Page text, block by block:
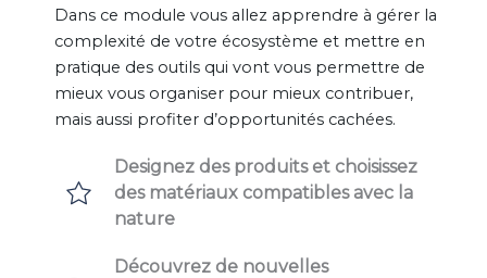
Dans ce module vous allez apprendre à gérer la
complexité de votre écosystème et mettre en
pratique des outils qui vont vous permettre de
mieux vous organiser pour mieux contribuer,
mais aussi profiter d’opportunités cachées.
Designez des produits et choisissez
des matériaux compatibles avec la
nature
Découvrez de nouvelles